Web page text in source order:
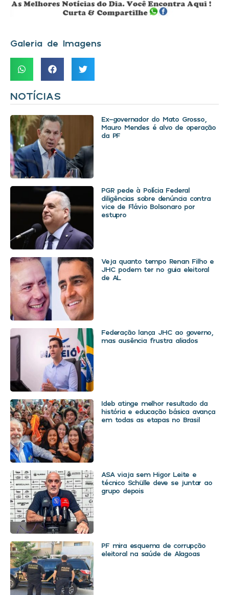
Galeria de Imagens
NOTÍCIAS
Ex-governador do Mato Grosso,
Mauro Mendes é alvo de operação
da PF
PGR pede à Polícia Federal
diligências sobre denúncia contra
vice de Flávio Bolsonaro por
estupro
Veja quanto tempo Renan Filho e
JHC podem ter no guia eleitoral
de AL
Federação lança JHC ao governo,
mas ausência frustra aliados
Ideb atinge melhor resultado da
história e educação básica avança
em todas as etapas no Brasil
ASA viaja sem Higor Leite e
técnico Schülle deve se juntar ao
grupo depois
PF mira esquema de corrupção
eleitoral na saúde de Alagoas